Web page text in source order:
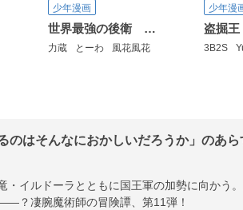
少年漫画
世界最強の後衛 ～迷宮国の新人探索者～
力蔵 とーわ 風花風花
少年漫
盗掘王
3B2S
のはそんなにおかしいだろうか」のあら
イルドーラとともに国王軍の加勢に向かう
？凄腕魔術師の冒険譚、第11弾！